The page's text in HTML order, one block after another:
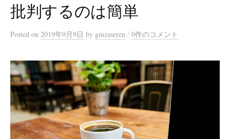
批判するのは簡単
Posted on 2019年9月9日 by ginzaseren / 0件のコメント